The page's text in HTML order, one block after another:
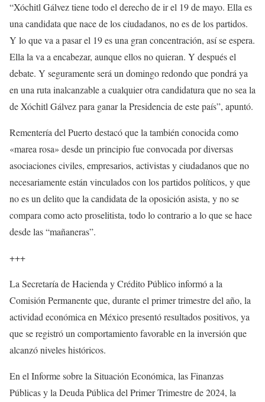
“Xóchitl Gálvez tiene todo el derecho de ir el 19 de mayo. Ella es
una candidata que nace de los ciudadanos, no es de los partidos.
Y lo que va a pasar el 19 es una gran concentración, así se espera.
Ella la va a encabezar, aunque ellos no quieran. Y después el
debate. Y seguramente será un domingo redondo que pondrá ya
en una ruta inalcanzable a cualquier otra candidatura que no sea la
de Xóchitl Gálvez para ganar la Presidencia de este país”, apuntó.
Rementería del Puerto destacó que la también conocida como
«marea rosa» desde un principio fue convocada por diversas
asociaciones civiles, empresarios, activistas y ciudadanos que no
necesariamente están vinculados con los partidos políticos, y que
no es un delito que la candidata de la oposición asista, y no se
compara como acto proselitista, todo lo contrario a lo que se hace
desde las “mañaneras”.
+++
La Secretaría de Hacienda y Crédito Público informó a la
Comisión Permanente que, durante el primer trimestre del año, la
actividad económica en México presentó resultados positivos, ya
que se registró un comportamiento favorable en la inversión que
alcanzó niveles históricos.
En el Informe sobre la Situación Económica, las Finanzas
Públicas y la Deuda Pública del Primer Trimestre de 2024, la